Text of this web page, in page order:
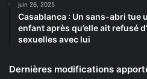
juin 26, 2025
Casablanca : Un sans-abri tue
enfant après qu’elle ait refusé
sexuelles avec lui
Dernières modifications